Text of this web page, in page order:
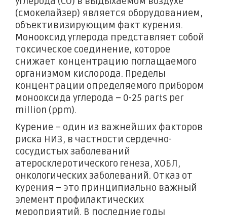
(смокелайзер) является оборудованием,
объективизирующим факт курения.
Монооксид углерода представляет собой
токсическое соединение, которое
снижает концентрацию поглащаемого
организмом кислорода. Пределы
концентрации определяемого прибором
монооксида углерода – 0-25 parts per
million (ppm).
Курение – один из важнейших факторов
риска НИЗ, в частности сердечно-
сосудистых заболеваний
атеросклеротического генеза, ХОБЛ,
онкологических заболеваний. Отказ от
курения – это принципиально важный
элемент профилактических
мероприятий. В последние годы